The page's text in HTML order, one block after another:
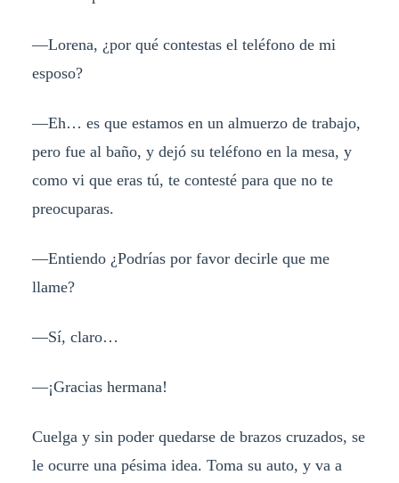
—Lorena, ¿por qué contestas el teléfono de mi
esposo?
—Eh… es que estamos en un almuerzo de trabajo,
pero fue al baño, y dejó su teléfono en la mesa, y
como vi que eras tú, te contesté para que no te
preocuparas.
—Entiendo ¿Podrías por favor decirle que me
llame?
—Sí, claro…
—¡Gracias hermana!
Cuelga y sin poder quedarse de brazos cruzados, se
le ocurre una pésima idea. Toma su auto, y va a